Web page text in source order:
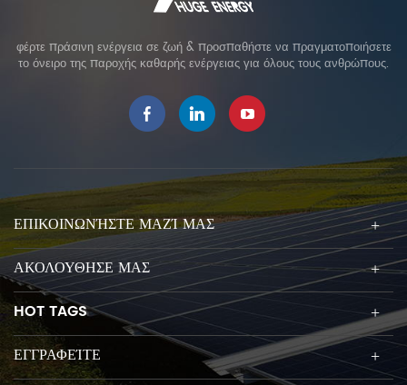
φέρτε πράσινη ενέργεια σε ζωή & προσπαθήστε να πραγματοποιήσετε
το όνειρο της παροχής καθαρής ενέργειας για όλους τους ανθρώπους.
ΕΠΙΚΟΙΝΩΝΉΣΤΕ ΜΑΖΊ ΜΑΣ
ΑΚΟΛΟΥΘΗΣΕ ΜΑΣ
HOT TAGS
ΕΓΓΡΑΦΕΊΤΕ